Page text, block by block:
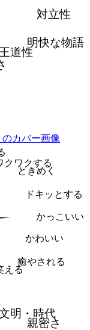
対立性
明快な物語
王道性
クワクする
ときめく
ドキッとする
かっこいい
かわいい
癒やされる
える
明・時代
親密さ